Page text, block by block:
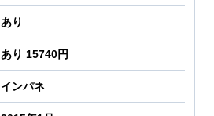
あり
あり 15740円
インパネ